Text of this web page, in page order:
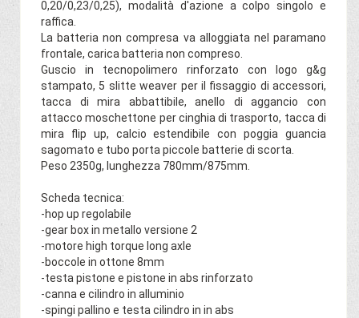
0,20/0,23/0,25), modalità d'azione a colpo singolo e
raffica.
La batteria non compresa va alloggiata nel paramano
frontale, carica batteria non compreso.
Guscio in tecnopolimero rinforzato con logo g&g
stampato, 5 slitte weaver per il fissaggio di accessori,
tacca di mira abbattibile, anello di aggancio con
attacco moschettone per cinghia di trasporto, tacca di
mira flip up, calcio estendibile con poggia guancia
sagomato e tubo porta piccole batterie di scorta.
Peso 2350g, lunghezza 780mm/875mm.
Scheda tecnica:
-hop up regolabile
-gear box in metallo versione 2
-motore high torque long axle
-boccole in ottone 8mm
-testa pistone e pistone in abs rinforzato
-canna e cilindro in alluminio
-spingi pallino e testa cilindro in in abs